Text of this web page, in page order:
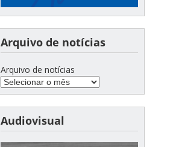
Arquivo de notícias
Arquivo de notícias
Audiovisual